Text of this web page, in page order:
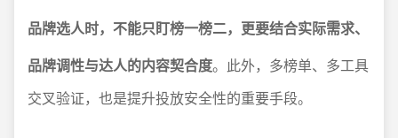
品牌选人时，不能只盯榜一榜二，更要结合实际需求、
品牌调性与达人的内容契合度。此外，多榜单、多工具
交叉验证，也是提升投放安全性的重要手段。